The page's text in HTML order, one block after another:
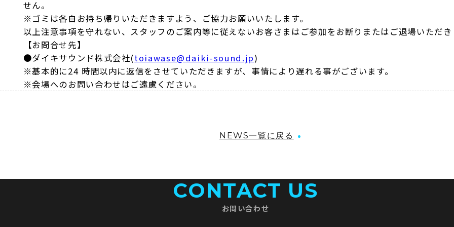
せん。
※ゴミは各自お持ち帰りいただきますよう、ご協力お願いいたします。
以上注意事項を守れない、スタッフのご案内等に従えないお客さまはご参加をお断りまたはご退場いただき
【お問合せ先】
●ダイキサウンド株式会社(toiawase@daiki-sound.jp)
※基本的に24 時間以内に返信をさせていただきますが、事情により遅れる事がございます。
※会場へのお問い合わせはご遠慮ください。
NEWS一覧に戻る
CONTACT US
お問い合わせ